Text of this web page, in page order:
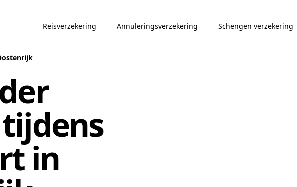
Reisverzekering Annuleringsverzekering Schengen verzekering
in